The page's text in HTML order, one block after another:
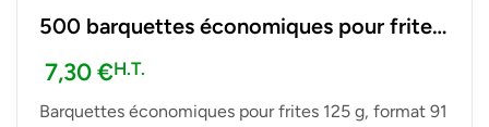
500 barquettes économiques pour frites
125 g 91 x 71 x 35 mm
7,30€H.T.
Barquettes économiques pour frites 125 g, format 91